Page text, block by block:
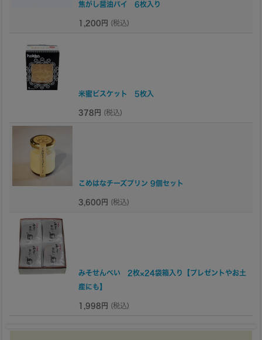
焦がし醤油パイ 6枚入り
1,200円 (税込)
米蜜ビスケット 5枚入
378円 (税込)
こめはなチーズプリン 9個セット
3,600円 (税込)
みそせんべい 2枚×24袋箱入り【プレゼントやお土
産にも】
1,998円 (税込)